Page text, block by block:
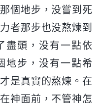
個地步，没嘗到死
者那步也没熬煉到
盡頭，没有一點依
地步，没有一點希
是真實的熬煉。在
神面前，不管神怎